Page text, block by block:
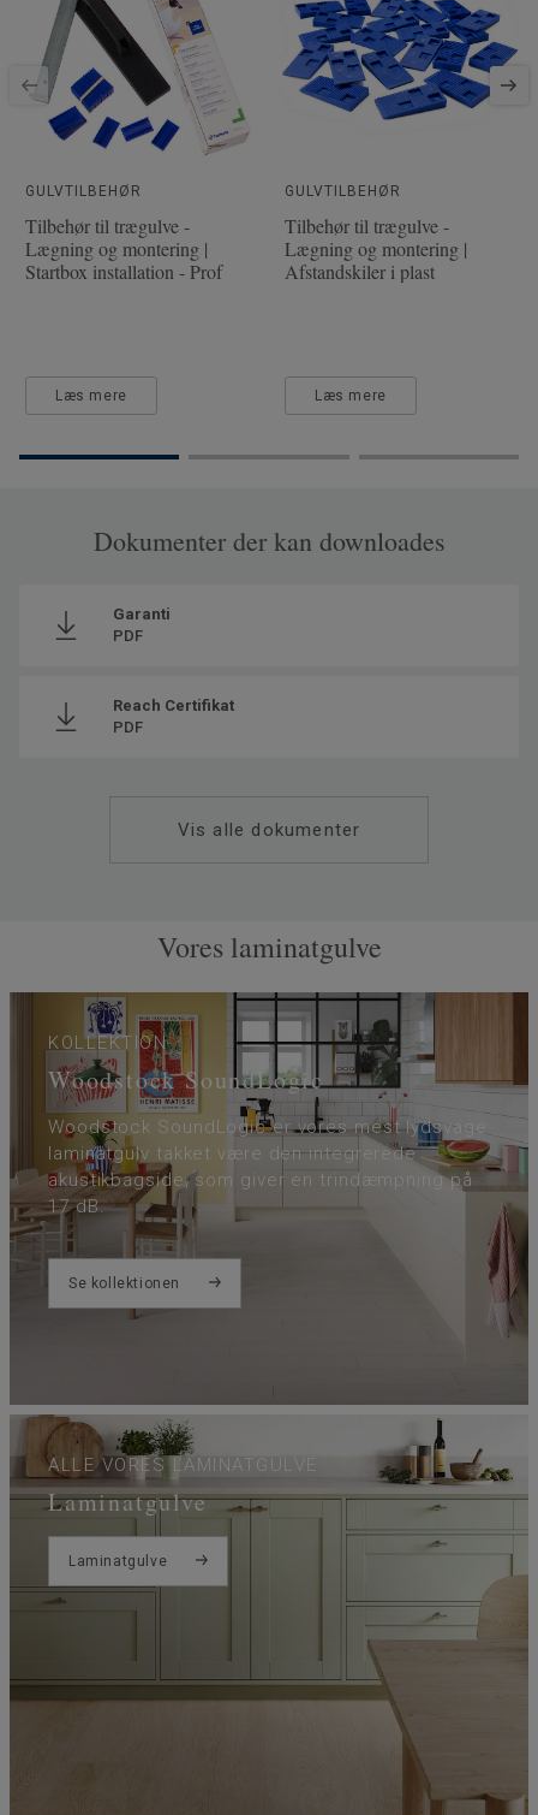
Fasede kanter
4 sides
Klassificering - Brugsklasse
32 Moderat
Gulvvarme
Ja (maks. 27° C)
Bredde
19.3
Overfladeeffekt
Embossing in Register (Plus
effect)
GULVTILBEHØR
Tilbehør til trægulve -
Lægning og montering |
Startbox installation - Prof
Læs mere
GULVTILBEHØR
Tilbehør til trægulve -
Lægning og montering |
Afstandskiler i plast
Læs mere
Dokumenter der kan downloades
Garanti
PDF
Reach Certifikat
PDF
Vis alle dokumenter
Vores laminatgulve
KOLLEKTION
Woodstock SoundLogic
Woodstock SoundLogic er vores mest lydsvage
laminatgulv takket være den integrerede
akustikbagside, som giver en trindæmpning på
17 dB.
Se kollektionen
ALLE VORES LAMINATGULVE
Laminatgulve
Laminatgulve